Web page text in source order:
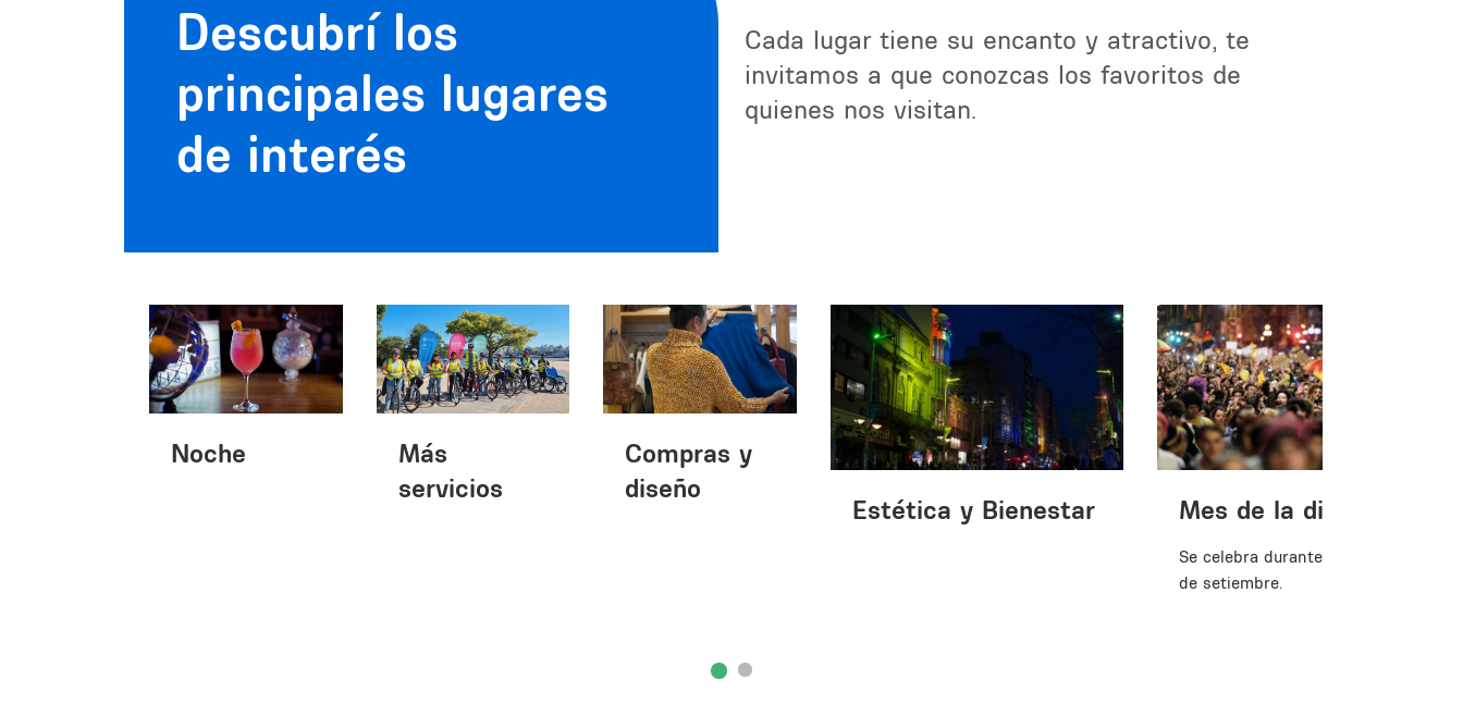
Descubrí los
principales lugares
de interés
Cada lugar tiene su encanto y atractivo, te
invitamos a que conozcas los favoritos de
quienes nos visitan.
Noche
Más
servicios
Compras y
diseño
Estética y Bienestar Mes de la diversidad
Se celebra durante todo el mes
de setiembre.